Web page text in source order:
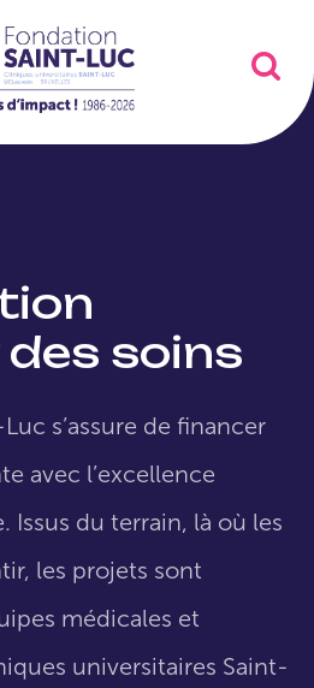
soins
s’assure de financer
avec l’excellence
Issus du terrain, là où les
les projets sont
médicales et
universitaires Saint-